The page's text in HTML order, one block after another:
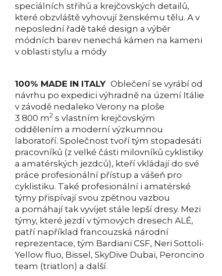
speciálních střihů a krejčovských detailů,
které obzvláště vyhovují ženskému tělu. A v
neposlední řadě také design a výběr
módních barev nenechá kámen na kameni
v oblasti stylu a módy
100% MADE IN ITALY Oblečení se vyrábí od
návrhu po expedici výhradně na území Itálie
v závodě nedaleko Verony na ploše
3 800 m2 s vlastním krejčovským
oddělením a moderní výzkumnou
laboratoří. Společnost tvoří tým stopadesáti
pracovníků (z velké části milovníků cyklistiky
a amatérských jezdců), kteří vkládají do své
práce profesionální přístup a vášeň pro
cyklistiku. Také profesionální i amatérské
týmy přispívají svou zpětnou vazbou
a pomáhají tak vyvíjet stále lepší dresy. Mezi
týmy, které jezdí v týmových dresech ALÉ,
patří například francouzská národní
reprezentace, tým Bardiani CSF, Neri Sottoli-
Yellow fluo, Bissel, SkyDive Dubai, Peroncino
team (triatlon) a další.